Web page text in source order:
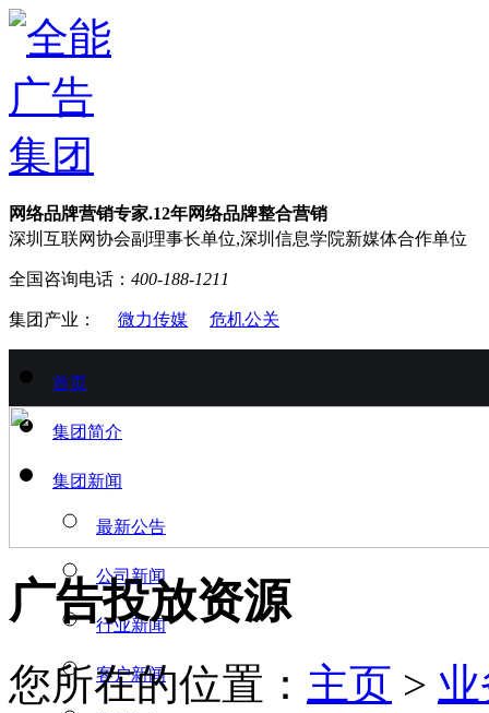
网络品牌营销专家.12年网络品牌整合营销
深圳互联网协会副理事长单位,深圳信息学院新媒体合作单位
全国咨询电话： 400-188-1211
集团产业： 微力传媒 危机公关
首页
集团简介
集团新闻
最新公告
公司新闻
行业新闻
客户新闻
广告投放资源
您所在的位置： 主页 >